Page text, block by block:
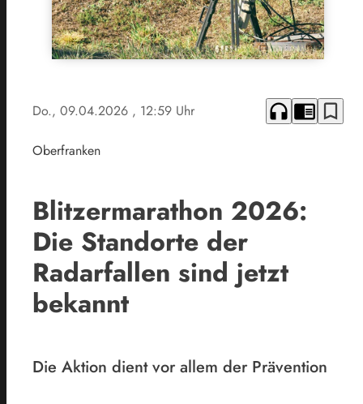
Do., 09.04.2026 , 12:59 Uhr headphones chrome_reader_mode bookmark_border
Oberfranken
Blitzermarathon 2026:
Die Standorte der
Radarfallen sind jetzt
bekannt
Die Aktion dient vor allem der Prävention